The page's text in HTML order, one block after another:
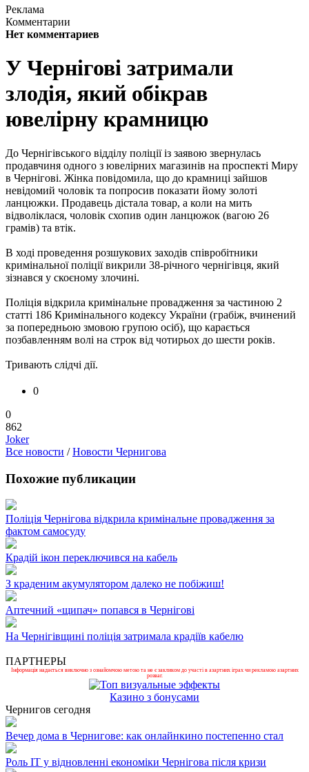
Реклама
Комментарии
Нет комментариев
У Чернігові затримали
злодія, який обікрав
ювелірну крамницю
До Чернігівського відділу поліції із заявою звернулась
продавчиня одного з ювелірних магазинів на проспекті Миру
в Чернігові. Жінка повідомила, що до крамниці зайшов
невідомий чоловік та попросив показати йому золоті
ланцюжки. Продавець дістала товар, а коли на мить
відволіклася, чоловік схопив один ланцюжок (вагою 26
грамів) та втік.
В ході проведення розшукових заходів співробітники
кримінальної поліції викрили 38-річного чернігівця, який
зізнався у скоєному злочині.
Поліція відкрила кримінальне провадження за частиною 2
статті 186 Кримінального кодексу України (грабіж, вчинений
за попередньою змовою групою осіб), що карається
позбавленням волі на строк від чотирьох до шести років.
Тривають слідчі дії.
0
0
862
Joker
Все новости /Новости Чернигова
Похожие публикации
Поліція Чернігова відкрила кримінальне провадження за
фактом самосуду
Крадій ікон переключився на кабель
З краденим акумулятором далеко не побіжиш!
Аптечний «щипач» попався в Чернігові
На Чернігівщині поліція затримала крадіїв кабелю
ПАРТНЕРЫ
Інформація надається виключно з ознайомчою метою та не є закликом до участі в азартних іграх чи рекламою азартних
розваг.
Казино з бонусами
Чернигов сегодня
Вечер дома в Чернигове: как онлайнкино постепенно стал
Роль ІТ у відновленні економіки Чернігова після кризи